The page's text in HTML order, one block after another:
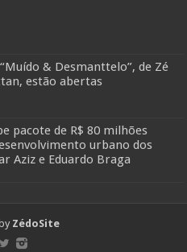
& Desmanttelo”, de Zé
estão abertas
pacote de R$ 80 milhões
urbano dos
Aziz e Eduardo Braga
ZédoSite